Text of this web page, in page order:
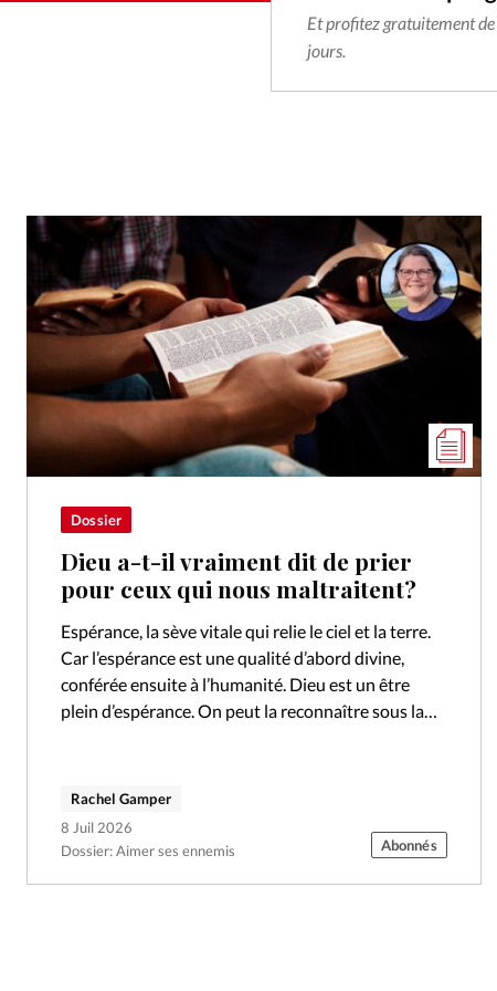
Et profitez gratuitement
jours.
Dossier
Dieu a-t-il vraiment dit de prier
pour ceux qui nous maltraitent?
Espérance, la sève vitale qui relie le ciel et la terre.
Car l’espérance est une qualité d’abord divine,
conférée ensuite à l’humanité. Dieu est un être
plein d’espérance. On peut la reconnaître sous la
Dossier: Aimer ses ennemis
Rachel Gamper
8 Juil 2026
Abonnés